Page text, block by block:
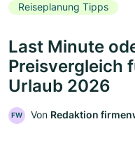
Reiseplanung Tipps
Last Minute
Preisvergleich
Urlaub 2026
FW Von Redaktion